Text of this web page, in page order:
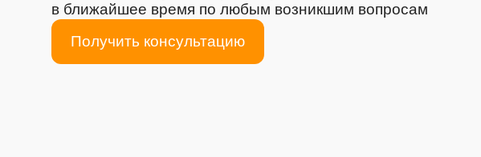
в ближайшее время по любым возникшим вопросам
Получить консультацию